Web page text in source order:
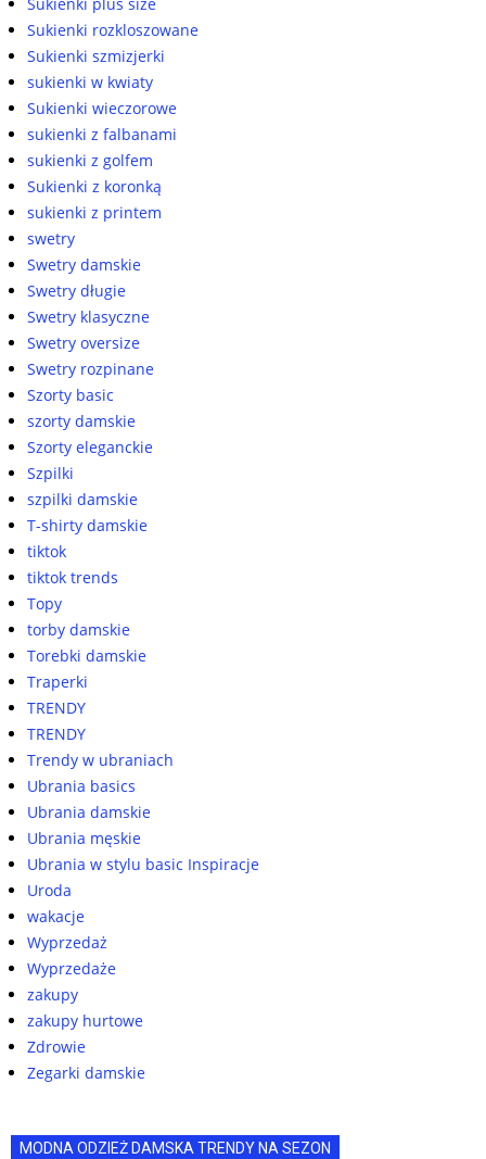
Sukienki rozkloszowane
Sukienki szmizjerki
sukienki w kwiaty
Sukienki wieczorowe
sukienki z falbanami
sukienki z golfem
Sukienki z koronką
sukienki z printem
swetry
Swetry damskie
Swetry długie
Swetry klasyczne
Swetry oversize
Swetry rozpinane
Szorty basic
szorty damskie
Szorty eleganckie
Szpilki
szpilki damskie
T-shirty damskie
tiktok
tiktok trends
Topy
torby damskie
Torebki damskie
Traperki
TRENDY
TRENDY
Trendy w ubraniach
Ubrania basics
Ubrania damskie
Ubrania męskie
Ubrania w stylu basic Inspiracje
Uroda
wakacje
Wyprzedaż
Wyprzedaże
zakupy
zakupy hurtowe
Zdrowie
Zegarki damskie
MODNA ODZIEŻ DAMSKA TRENDY NA SEZON